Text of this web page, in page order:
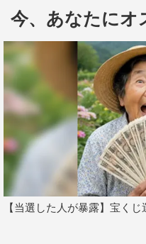
白さに心を奪われる幸。
った。
五鈴屋は、古手の行商か
天満に呉服を扱う店を構
を継いだ四代目・徳兵衛
りを尽くしていた。傾き
徳兵衛に船場の大店から
蕩は結局収まらず、数年
目のもとに新たな嫁は見
今、あなたにオ
【当選した人が暴露】宝く